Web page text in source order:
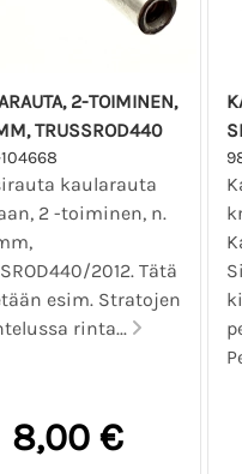
2-TOIMINEN,
TRUSSROD440
kaularauta
2 -toiminen, n.
2012. Tätä
esim. Stratojen
rinta...
8,00 €